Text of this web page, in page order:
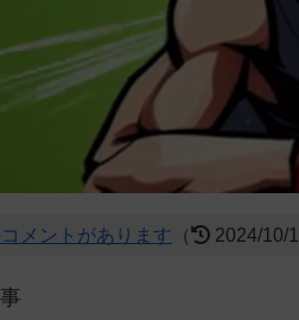
メントがあります （ 2024/10/